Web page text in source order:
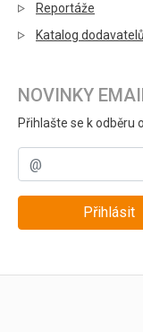
Reportáže
Katalog dodavatelů
NOVINKY
Přihlašte se k odběru
Přihlásit